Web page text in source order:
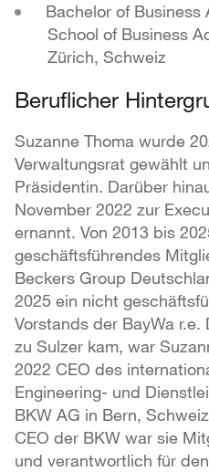
Bachelor of
School of Business
Zürich, Schweiz
Beruflicher
Suzanne Thoma wurde
Verwaltungsrat gewählt
Präsidentin. Darüber
November 2022 zur
ernannt. Von 2013 bis
geschäftsführendes
Beckers Group
2025 ein nicht
Vorstands der BayWa
zu Sulzer kam, war
2022 CEO des
Engineering- und
BKW AG in Bern,
CEO der BKW war sie
und verantwortlich für